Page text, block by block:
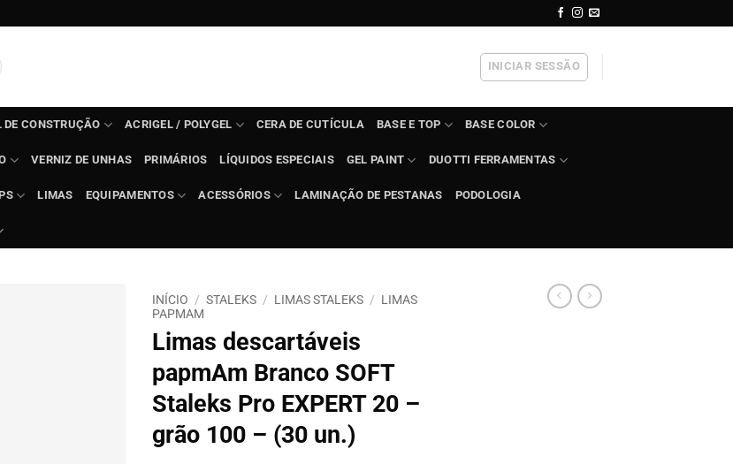
INICIAR SESSÃO
DE CONSTRUÇÃO ACRIGEL / POLYGEL CERA DE CUTÍCULA BASE E TOP BASE COLOR
VERNIZ DE UNHAS PRIMÁRIOS LÍQUIDOS ESPECIAIS GEL PAINT DUOTTI FERRAMENTAS
LIMAS EQUIPAMENTOS ACESSÓRIOS LAMINAÇÃO DE PESTANAS PODOLOGIA
INÍCIO / STALEKS / LIMAS STALEKS / LIMAS
PAPMAM
Limas descartáveis
papmAm Branco SOFT
Staleks Pro EXPERT 20 –
grão 100 – (30 un.)